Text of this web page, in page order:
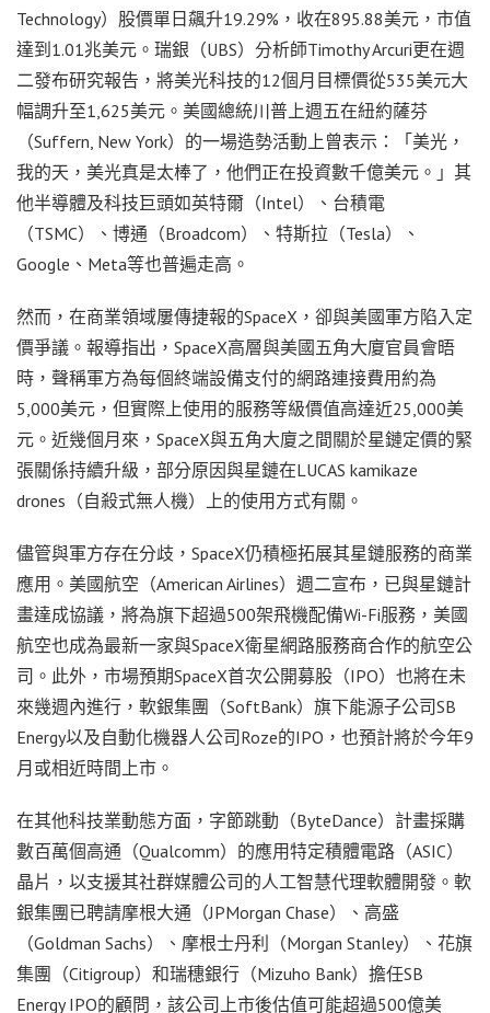
Technology）股價單日飆升19.29%，收在895.88美元，市值
達到1.01兆美元。瑞銀（UBS）分析師Timothy Arcuri更在週
二發布研究報告，將美光科技的12個月目標價從535美元大
幅調升至1,625美元。美國總統川普上週五在紐約薩芬
（Suffern, New York）的一場造勢活動上曾表示：「美光，
我的天，美光真是太棒了，他們正在投資數千億美元。」其
他半導體及科技巨頭如英特爾（Intel）、台積電
（TSMC）、博通（Broadcom）、特斯拉（Tesla）、
Google、Meta等也普遍走高。
然而，在商業領域屢傳捷報的SpaceX，卻與美國軍方陷入定
價爭議。報導指出，SpaceX高層與美國五角大廈官員會晤
時，聲稱軍方為每個終端設備支付的網路連接費用約為
5,000美元，但實際上使用的服務等級價值高達近25,000美
元。近幾個月來，SpaceX與五角大廈之間關於星鏈定價的緊
張關係持續升級，部分原因與星鏈在LUCAS kamikaze
drones（自殺式無人機）上的使用方式有關。
儘管與軍方存在分歧，SpaceX仍積極拓展其星鏈服務的商業
應用。美國航空（American Airlines）週二宣布，已與星鏈計
畫達成協議，將為旗下超過500架飛機配備Wi-Fi服務，美國
航空也成為最新一家與SpaceX衛星網路服務商合作的航空公
司。此外，市場預期SpaceX首次公開募股（IPO）也將在未
來幾週內進行，軟銀集團（SoftBank）旗下能源子公司SB
Energy以及自動化機器人公司Roze的IPO，也預計將於今年9
月或相近時間上市。
在其他科技業動態方面，字節跳動（ByteDance）計畫採購
數百萬個高通（Qualcomm）的應用特定積體電路（ASIC）
晶片，以支援其社群媒體公司的人工智慧代理軟體開發。軟
銀集團已聘請摩根大通（JPMorgan Chase）、高盛
（Goldman Sachs）、摩根士丹利（Morgan Stanley）、花旗
集團（Citigroup）和瑞穗銀行（Mizuho Bank）擔任SB
Energy IPO的顧問，該公司上市後估值可能超過500億美